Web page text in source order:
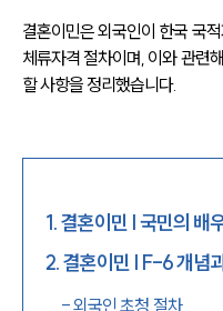
결혼이민은 외국인이 한국 국
체류자격 절차이며, 이와 관련
할 사항을 정리했습니다.
1.결혼이민 | 국민의 배
2.결혼이민 | F-6 개념
-외국인 초청 절차